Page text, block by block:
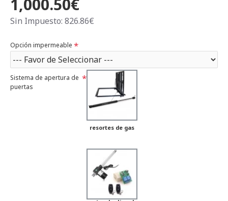
1,000.50€
Sin Impuesto: 826.86€
Opción impermeable
Sistema de apertura de
puertas
resortes de gas